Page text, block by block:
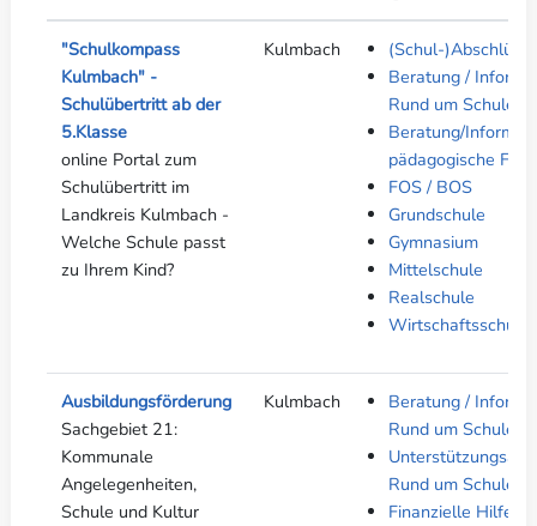
"Schulkompass
Kulmbach" -
Schulübertritt ab der
5.Klasse
online Portal zum
Schulübertritt im
Landkreis Kulmbach -
Welche Schule passt
zu Ihrem Kind?
Kulmbach
(Schul-
Beratung /
Rund um Schule
Beratung/
pädagogische
FOS / BOS
Grundschule
Gymnasium
Mittelschule
Realschule
Wirtschaftsschule
Ausbildungsförderung
Sachgebiet 21:
Kommunale
Angelegenheiten,
Schule und Kultur
Kulmbach
Beratung /
Rund um Schule
Rund um Schule
Finanzielle Hilfe